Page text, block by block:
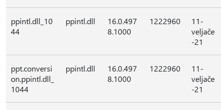
ppintl.dll_10
44
ppintl.dll
16.0.497
8.1000
1222960
11-
veljače
-21
ppt.conversi
on.ppintl.dll_
1044
ppintl.dll
16.0.497
8.1000
1222960
11-
veljače
-21